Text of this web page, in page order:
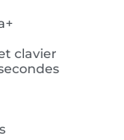
clavier